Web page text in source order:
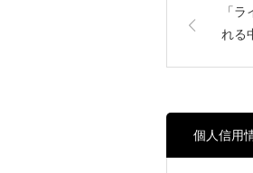
「
れる
個人信用